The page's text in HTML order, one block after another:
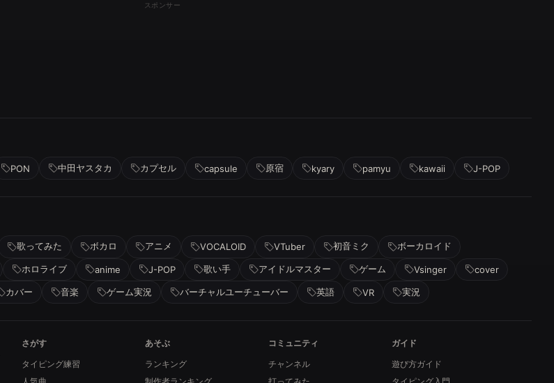
スポンサー
PON 中田ヤスタカ カプセル capsule 原宿 kyary pamyu kawaii J-POP
歌ってみた ボカロ アニメ VOCALOID VTuber 初音ミク ボーカロイド
ホロライブ anime J-POP 歌い手 アイドルマスター ゲーム Vsinger cover
カバー 音楽 ゲーム実況 バーチャルユーチューバー 英語 VR 実況
さがす
タイピング練習
あそぶ
ランキング
コミュニティ
チャンネル
ガイド
遊び方ガイド